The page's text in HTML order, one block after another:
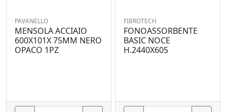
PAVANELLO
MENSOLA ACCIAIO
600X101X 75MM NERO
OPACO 1PZ
FIBROTECH
FONOASSORBENTE
BASIC NOCE
H.2440X605